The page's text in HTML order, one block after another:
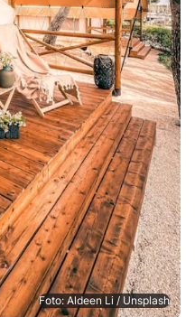
Foto: Aldeen Li / Unsplash